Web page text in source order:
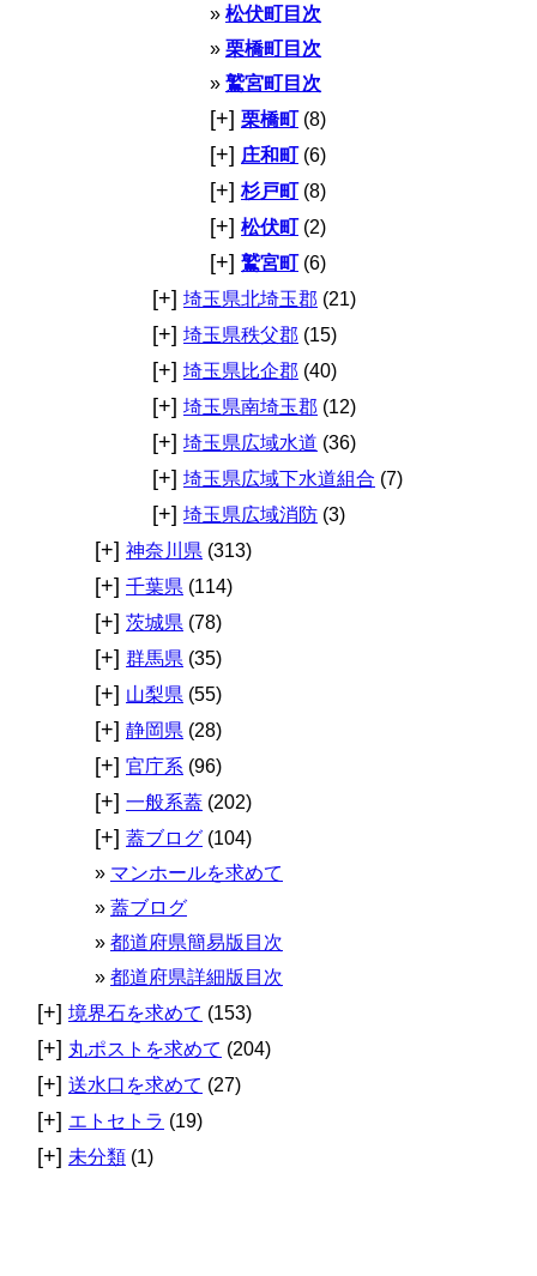
松伏町目次
栗橋町目次
鷲宮町目次
[+] 栗橋町(8)
[+] 庄和町(6)
[+] 杉戸町(8)
[+] 松伏町(2)
[+] 鷲宮町(6)
[+] 埼玉県北埼玉郡 (21)
[+] 埼玉県秩父郡 (15)
[+] 埼玉県比企郡 (40)
[+] 埼玉県南埼玉郡 (12)
[+] 埼玉県広域水道 (36)
[+] 埼玉県広域下水道組合 (7)
[+] 埼玉県広域消防 (3)
[+] 神奈川県 (313)
[+] 千葉県 (114)
[+] 茨城県 (78)
[+] 群馬県 (35)
[+] 山梨県 (55)
[+] 静岡県 (28)
[+] 官庁系 (96)
[+] 一般系蓋 (202)
[+] 蓋ブログ (104)
マンホールを求めて
蓋ブログ
都道府県簡易版目次
都道府県詳細版目次
[+] 境界石を求めて (153)
[+] 丸ポストを求めて (204)
[+] 送水口を求めて (27)
[+] エトセトラ (19)
[+] 未分類 (1)